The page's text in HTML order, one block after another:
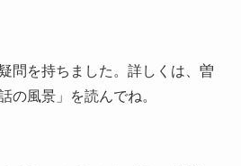
問を持ちました。詳しくは、曽
の風景」を読んでね。